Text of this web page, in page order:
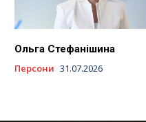
Ольга Стефанішина
Персони 31.07.2026